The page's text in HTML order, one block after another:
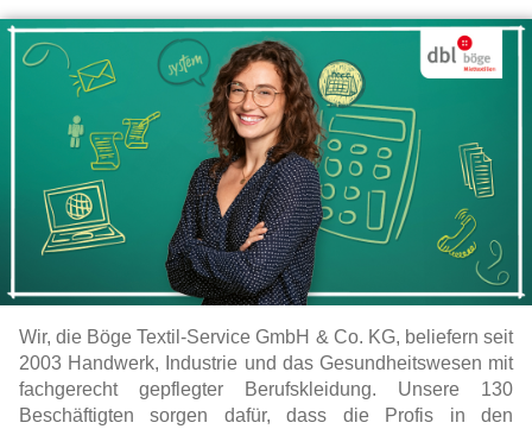
Wir, die Böge Textil-Service GmbH & Co. KG, beliefern seit
2003 Handwerk, Industrie und das Gesundheitswesen mit
fachgerecht gepflegter Berufskleidung. Unsere 130
Beschäftigten sorgen dafür, dass die Profis in den